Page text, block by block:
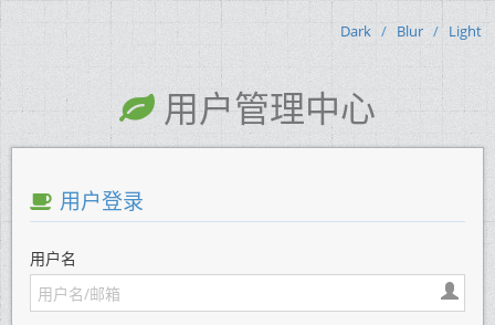
用户管理中心
用户登录
用户名
Dark / Blur / Light